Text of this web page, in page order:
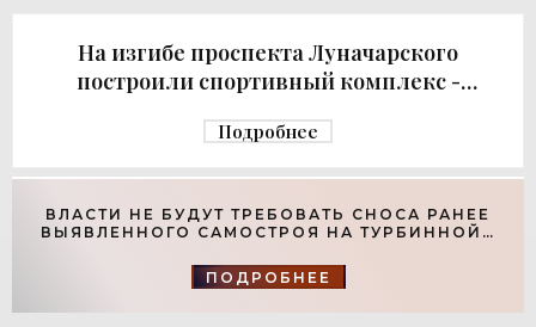
На изгибе проспекта Луначарского
построили спортивный комплекс -
Подробнее
ВЛАСТИ НЕ БУДУТ ТРЕБОВАТЬ СНОСА РАНЕЕ
ВЫЯВЛЕННОГО САМОСТРОЯ НА ТУРБИННОЙ -
ПОДРОБНЕЕ